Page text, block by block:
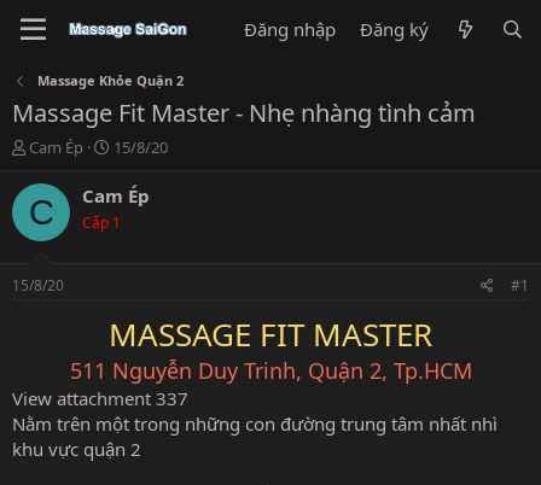
Đăng nhập Đăng ký
Massage Khỏe Quận 2
Massage Fit Master - Nhẹ nhàng tình cảm
T
r
e
a
s
t
r
Cam Ép
N
à
g
15/8/20
C Cam Ép
Cấp 1
15/8/20 #1
MASSAGE FIT MASTER
511 Nguyễn Duy Trinh, Quận 2, Tp.HCM
View attachment 337
Nằm trên một trong những con đường trung tâm nhất nhì
khu vực quận 2